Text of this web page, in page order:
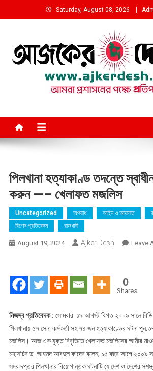
to
Saturday, August 08, 2026
পিলখানা হত্যাকাণ্ড তদন্তে
করুন —– খেলাফত মজলিস
Uncategorized অপরাধ আইন ও আদালত
বিশেষ প্রতিবেদন
রাজধানী
August 19, 2024 Ajker Desh Leave
0
Shares
নিজস্ব প্রতিবেদক : সোমবার ১৯ আগস্ট বিগত ২০০৯ সালে
পিলখানায় ৫৭ সেনা কর্মকর্তা সহ ৭৪ জন হত্যাকাণ্ডের ঘটনা
মজলিস। আজ এক যুক্ত বিবৃতিতে খেলাফত মজলিসের আমীর
মহাসচিব ড. আহমদ আবদুল কাদের বলেন, ১৫ বছর আগে ২০০৯
সদর দপ্তর পিলখানার বিয়োগান্তক ঘটনাটি যে দেশ ও দেশের